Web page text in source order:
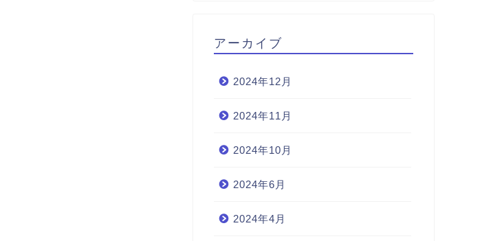
アーカイブ
2024年12月
2024年11月
2024年10月
2024年6月
2024年4月